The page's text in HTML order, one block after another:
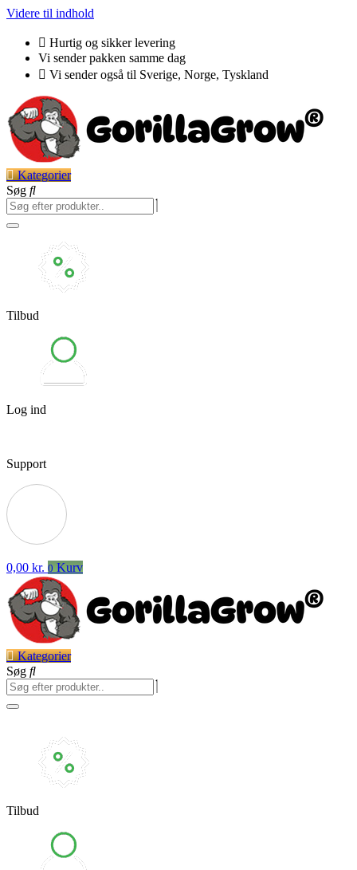
Videre til indhold
Hurtig og sikker levering
Vi sender pakken samme dag
Vi sender også til Sverige, Norge, Tyskland
Kategorier
Søg
Tilbud
Log ind
Support
0,00 kr. 0 Kurv
Kategorier
Søg
Tilbud